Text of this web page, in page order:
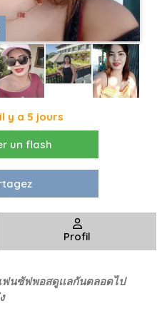
y a 5 jours
un flash
Profil
ฟนซัฟพอสดูเเลกันตลอดไป